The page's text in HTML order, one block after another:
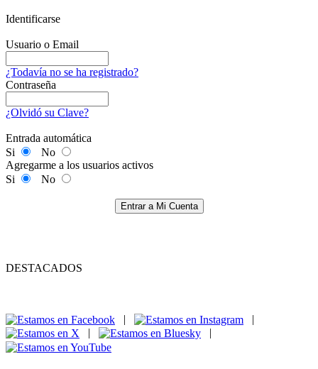
Identificarse
Usuario o Email
¿Todavía no se ha registrado?
Contraseña
¿Olvidó su Clave?
Entrada automática
Si
No
Agregarme a los usuarios activos
Si
No
Entrar a Mi Cuenta
DESTACADOS
|
|
|
|